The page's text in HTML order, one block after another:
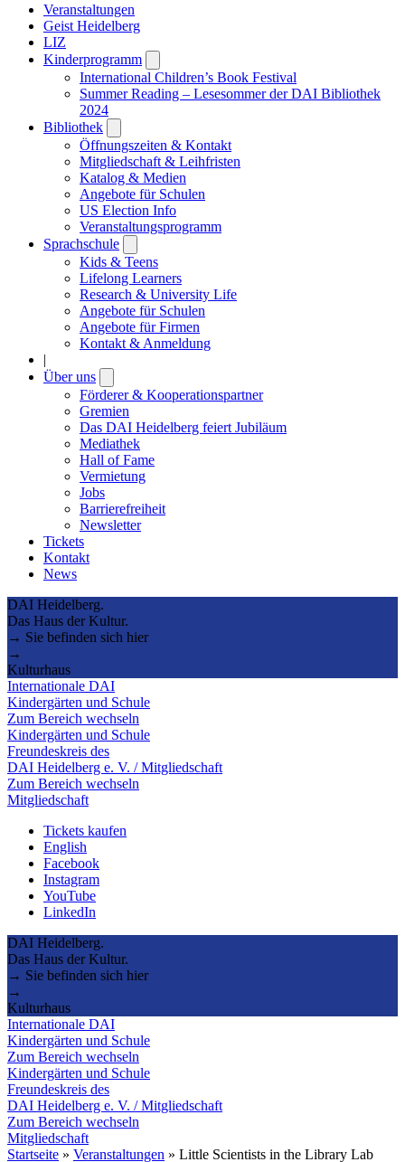
Veranstaltungen
Geist Heidelberg
LIZ
Kinderprogramm
submenu
International Children’s Book Festival
Summer Reading – Lesesommer der DAI Bibliothek
2024
Bibliothek
submenu
Öffnungszeiten & Kontakt
Mitgliedschaft & Leihfristen
Katalog & Medien
Angebote für Schulen
US Election Info
Veranstaltungsprogramm
Sprachschule
submenu
Kids & Teens
Lifelong Learners
Research & University Life
Angebote für Schulen
Angebote für Firmen
Kontakt & Anmeldung
|
Über uns
submenu
Förderer & Kooperationspartner
Gremien
Das DAI Heidelberg feiert Jubiläum
Mediathek
Hall of Fame
Vermietung
Jobs
Barrierefreiheit
Newsletter
Tickets
Kontakt
News
DAI Heidelberg.
Das Haus der Kultur.
→ Sie befinden sich hier
→
Kulturhaus
Internationale DAI
Kindergärten und Schule
Zum Bereich wechseln
Kindergärten und Schule
Freundeskreis des
DAI Heidelberg e. V. / Mitgliedschaft
Zum Bereich wechseln
Mitgliedschaft
Tickets kaufen
English
Facebook
Instagram
YouTube
LinkedIn
DAI Heidelberg.
Das Haus der Kultur.
→ Sie befinden sich hier
→
Kulturhaus
Internationale DAI
Kindergärten und Schule
Zum Bereich wechseln
Kindergärten und Schule
Freundeskreis des
DAI Heidelberg e. V. / Mitgliedschaft
Zum Bereich wechseln
Mitgliedschaft
Startseite » Veranstaltungen » Little Scientists in the Library Lab